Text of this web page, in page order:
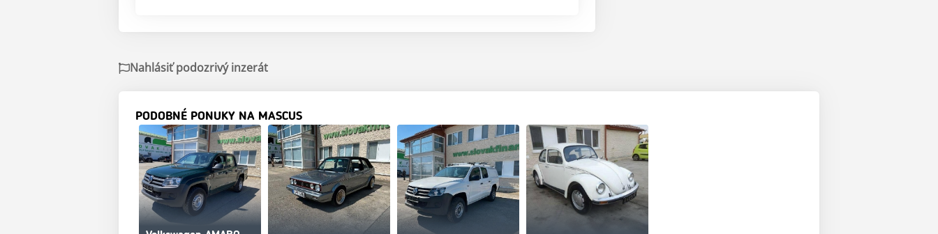
Nahlásiť podozrivý inzerát
PODOBNÉ PONUKY NA MASCUS